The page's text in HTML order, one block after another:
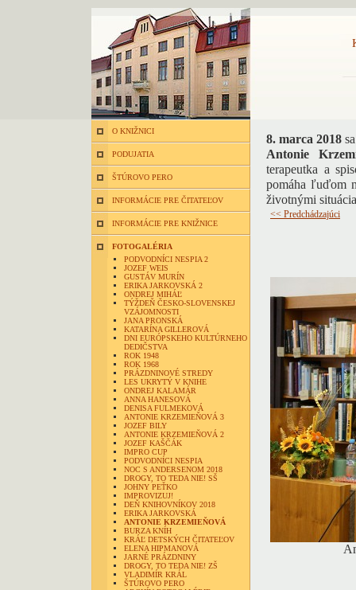
O KNIŽNICI
PODUJATIA
ŠTÚROVO PERO
INFORMÁCIE PRE ČITATEĽOV
INFORMÁCIE PRE KNIŽNICE
FOTOGALÉRIA
PODVODNÍCI NESPIA 2
JOZEF WEIS
GUSTÁV MURÍN
ERIKA JARKOVSKÁ 2
ONDREJ MIHÁĽ
TÝŽDEŇ ČESKO-SLOVENSKEJ
VZÁJOMNOSTI
JANA PRONSKÁ
KATARÍNA GILLEROVÁ
DNI EURÓPSKEHO KULTÚRNEHO
DEDIČSTVA
ROK 1948
ROK 1968
PRÁZDNINOVÉ STREDY
LES UKRYTÝ V KNIHE
ONDREJ KALAMÁR
ANNA HANESOVÁ
DENISA FULMEKOVÁ
ANTONIE KRZEMIEŇOVÁ 3
JOZEF BILY
ANTONIE KRZEMIEŇOVÁ 2
JOZEF KAŠČÁK
IMPRO CUP
PODVODNÍCI NESPIA
NOC S ANDERSENOM 2018
DROGY, TO TEDA NIE! SŠ
JOHNY PEŤKO
IMPROVIZUJ!
DEŇ KNIHOVNÍKOV 2018
ERIKA JARKOVSKÁ
ANTONIE KRZEMIEŇOVÁ
BURZA KNÍH
KRÁĽ DETSKÝCH ČITATEĽOV
ELENA HIPMANOVÁ
JARNÉ PRÁZDNINY
DROGY, TO TEDA NIE! ZŠ
VLADIMÍR KRÁL
ŠTÚROVO PERO
8. marca 2018
Antonie
terapeutka a
pomáha ľuďom
životnými
<< Predchádzajúci